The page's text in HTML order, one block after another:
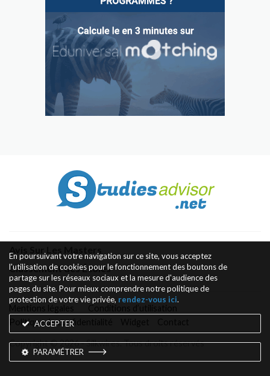
Classement des Écoles
Politique de confidentialité
Copyright © 2026 - Silkwires. Tous droits réservés
En poursuivant votre navigation sur ce site, vous acceptez
l'utilisation de cookies pour le fonctionnement des boutons de
partage sur les réseaux sociaux et la mesure d'audience des
pages du site. Pour mieux comprendre notre politique de
protection de votre vie privée, rendez-vous ici.
ACCEPTER
PARAMÉTRER